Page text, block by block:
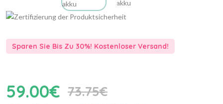
Sparen Sie Bis Zu 30%! Kostenloser Versand!
59.00€ 73.75€